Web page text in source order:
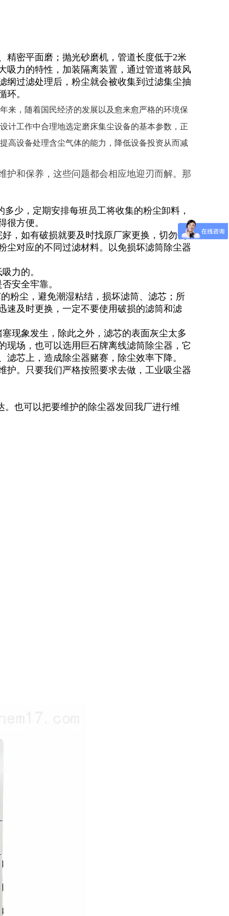
精密平面磨；抛光砂磨机，管道长度低于2米
吸力的特性，加装隔离装置，通过管道将鼓风
纲过滤处理后，粉尘就会被收集到过滤集尘抽
环。
来，随着国民经济的发展以及愈来愈严格的环境保
计工作中合理地选定磨床集尘设备的基本参数，正
高设备处理含尘气体的能力，降低设备投资从而减
护和保养，这些问题都会相应地迎刃而解。那
少，定期安排每班员工将收集的粉尘卸料，
很方便。
，如有破损就要及时找原厂家更换，切勿使
尘对应的不同过滤材料。以免损坏滤筒除尘器
力的。
安全牢靠。
粉尘，避免潮湿粘结，损坏滤筒、滤芯；所
速及时更换，一定不要使用破损的滤筒和滤
现象发生，除此之外，滤芯的表面灰尘太多
现场，也可以选用巨石牌离线滤筒除尘器，它
芯上，造成除尘器赌赛，除尘效率下降。
护。只要我们严格按照要求去做，工业吸尘器
也可以把要维护的除尘器发回我厂进行维